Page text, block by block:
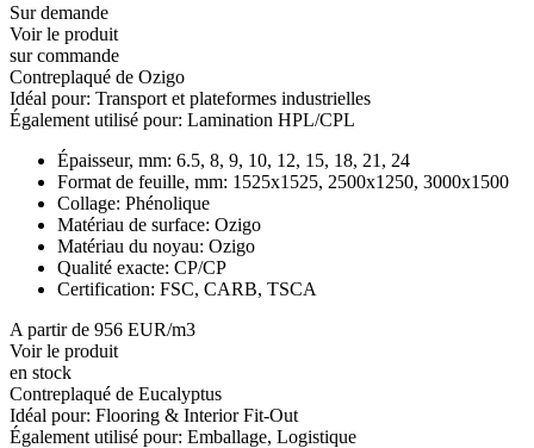
Sur demande
Voir le produit
sur commande
Contreplaqué de Ozigo
Idéal pour: Transport et plateformes industrielles
Également utilisé pour: Lamination HPL/CPL
Épaisseur, mm: 6.5, 8, 9, 10, 12, 15, 18, 21, 24
Format de feuille, mm: 1525x1525, 2500x1250, 3000x1500
Collage: Phénolique
Matériau de surface: Ozigo
Matériau du noyau: Ozigo
Qualité exacte: CP/CP
Certification: FSC, CARB, TSCA
A partir de 956 EUR/m3
Voir le produit
en stock
Contreplaqué de Eucalyptus
Idéal pour: Flooring & Interior Fit-Out
Également utilisé pour: Emballage, Logistique